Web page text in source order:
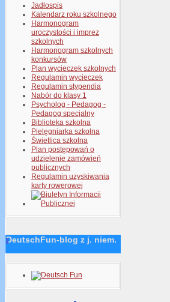
Jadłospis
Kalendarz roku szkolnego
Harmonogram
uroczystości i imprez
szkolnych
Harmonogram szkolnych
konkursów
Plan wycieczek szkolnych
Regulamin wycieczek
Regulamin stypendia
Nabór do klasy 1
Psycholog - Pedagog -
Pedagog specjalny
Biblioteka szkolna
Pielęgniarka szkolna
Świetlica szkolna
Plan postępowań o
udzielenie zamówień
publicznych
Regulamin uzyskiwania
karty rowerowej
DeutschFun-blog z j. niem.